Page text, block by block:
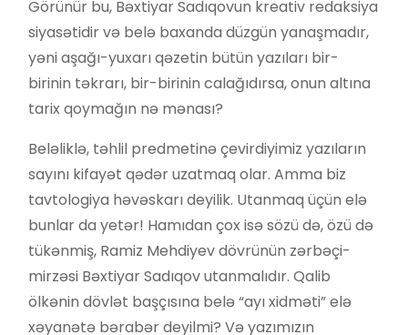
Görünür bu, Bəxtiyar Sadıqovun kreativ redaksiya
siyasətidir və belə baxanda düzgün yanaşmadır,
yəni aşağı-yuxarı qəzetin bütün yazıları bir-
birinin təkrarı, bir-birinin calağıdırsa, onun altına
tarix qoymağın nə mənası?
Beləliklə, təhlil predmetinə çevirdiyimiz yazıların
sayını kifayət qədər uzatmaq olar. Amma biz
tavtologiya həvəskarı deyilik. Utanmaq üçün elə
bunlar da yetər! Hamıdan çox isə sözü də, özü də
tükənmiş, Ramiz Mehdiyev dövrünün zərbəçi-
mirzəsi Bəxtiyar Sadıqov utanmalıdır. Qalib
ölkənin dövlət başçısına belə “ayı xidməti” elə
xəyanətə bərabər deyilmi? Və yazımızın